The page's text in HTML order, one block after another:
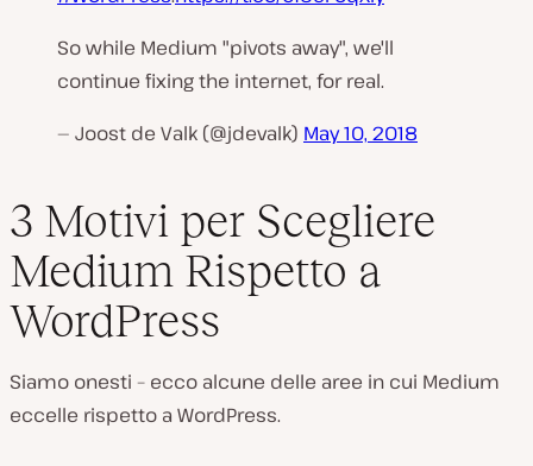
So while Medium "pivots away", we'll
continue fixing the internet, for real.
— Joost de Valk (@jdevalk) May 10, 2018
3 Motivi per Scegliere
Medium Rispetto a
WordPress
Siamo onesti – ecco alcune delle aree in cui Medium
eccelle rispetto a WordPress.